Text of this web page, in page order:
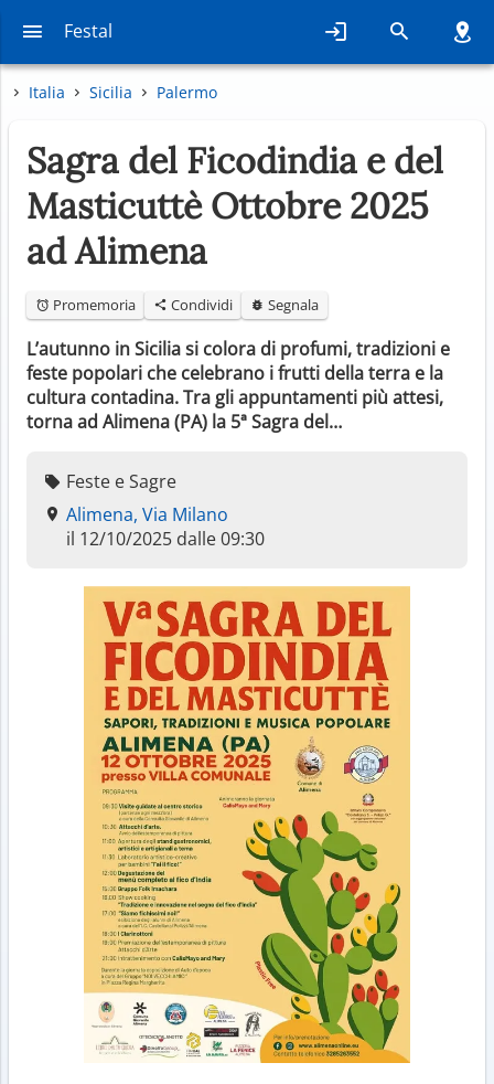
Festal
Italia Sicilia Palermo
Sagra del Ficodindia e del
Masticuttè Ottobre 2025
ad Alimena
Promemoria Condividi Segnala
L’autunno in Sicilia si colora di profumi, tradizioni e
feste popolari che celebrano i frutti della terra e la
cultura contadina. Tra gli appuntamenti più attesi,
torna ad Alimena (PA) la 5ª Sagra del…
Feste e Sagre
Alimena, Via Milano
il 12/10/2025 dalle 09:30